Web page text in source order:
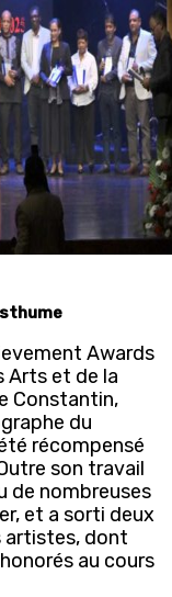
Awards
Arts et de la
Constantin,
du
récompensé
son travail
de nombreuses
et a sorti deux
artistes, dont
au cours